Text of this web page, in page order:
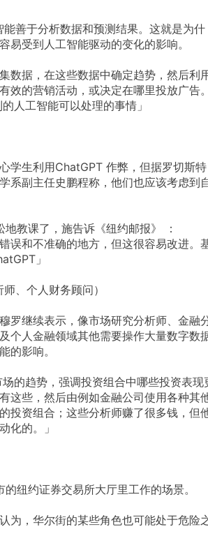
善于分析数据和预测结果。这就是为什
易受到人工智能驱动的变化的影响。
数据，在这些数据中确定趋势，然后利
效的营销活动，或决定在哪里投放广告。
人工智能可以处理的事情」
学生利用ChatGPT 作弊，但据罗切斯特
系副主任史鹏程称，他们也应该考虑到
教课了，施告诉《纽约邮报》 ：
误和不准确的地方，但这很容易改进。
」
、个人财务顾问）
罗继续表示，像市场研究分析师、金融
个人金融领域其他需要操作大量数字数
的影响。
的趋势，强调投资组合中哪些投资表现
这些，然后由例如金融公司使用各种其
投资组合；这些分析师赚了很多钱，但
化的。」
纽约证券交易所大厅里工作的场景。
为，华尔街的某些角色也可能处于危险